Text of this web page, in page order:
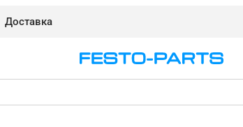
Доставка